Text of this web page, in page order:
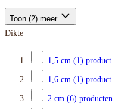
Toon (2) meer
Dikte
1,5 cm (1) product
1,6 cm (1) product
2 cm (6) producten